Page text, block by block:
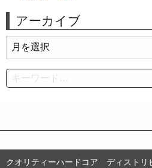
アーカイブ
ー
カ
イ
Search
クオリティーハードコア ディストリ